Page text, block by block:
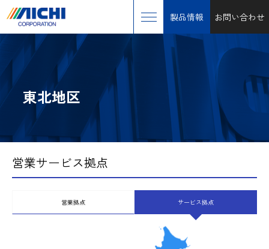
製品情報 お問い合わせ
東北地区
営業サービス拠点
営業拠点 サービス拠点